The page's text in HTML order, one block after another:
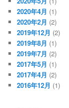
2020年4月 (1)
2020年2月 (2)
2019年12月 (2)
2019年8月 (1)
2019年7月 (2)
2017年5月 (1)
2017年4月 (2)
2016年12月 (1)